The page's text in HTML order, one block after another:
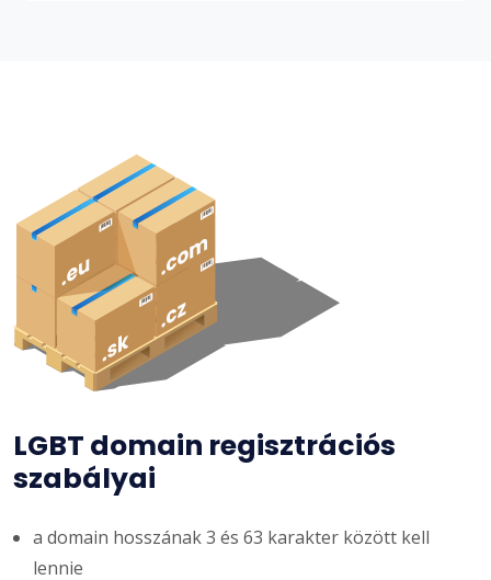
LGBT domain regisztrációs
szabályai
a domain hosszának 3 és 63 karakter között kell
lennie